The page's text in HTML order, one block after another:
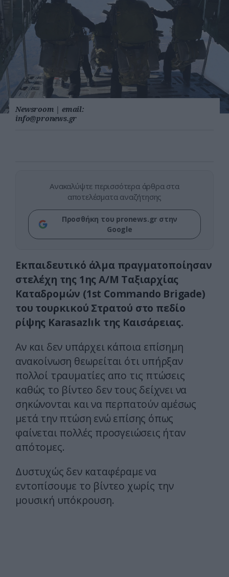
Newsroom | email:
info@pronews.gr
Ανακαλύψτε περισσότερα άρθρα στα
αποτελέσματα αναζήτησης
Προσθήκη του pronews.gr στην
Google
Εκπαιδευτικό άλμα πραγματοποίησαν
στελέχη της 1ης Α/Μ Ταξιαρχίας
Καταδρομών (1st Commando Brigade)
του τουρκικού Στρατού στο πεδίο
ρίψης Karasazlık της Καισάρειας.
Αν και δεν υπάρχει κάποια επίσημη
ανακοίνωση θεωρείται ότι υπήρξαν
πολλοί τραυματίες απο τις πτώσεις
καθώς το βίντεο δεν τους δείχνει να
σηκώνονται και να περπατούν αμέσως
μετά την πτώση ενώ επίσης όπως
φαίνεται πολλές προσγειώσεις ήταν
απότομες.
Δυστυχώς δεν καταφέραμε να
εντοπίσουμε το βίντεο χωρίς την
μουσική υπόκρουση.